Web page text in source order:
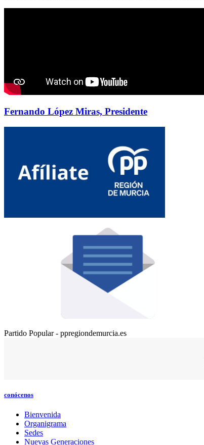
Fernando López Miras, Presidente
Partido Popular - ppregiondemurcia.es
conócenos
Bienvenida
Organigrama
Sedes
Nuevas Generaciones